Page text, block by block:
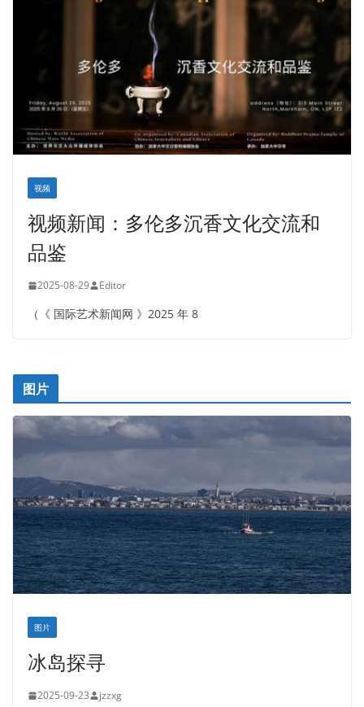
视频
视频新闻：多伦多沉香文化交流和
品鉴
2025-08-29 Editor
（《 国际艺术新闻网 》2025 年 8
图片
图片
冰岛探寻
2025-09-23 jzzxg